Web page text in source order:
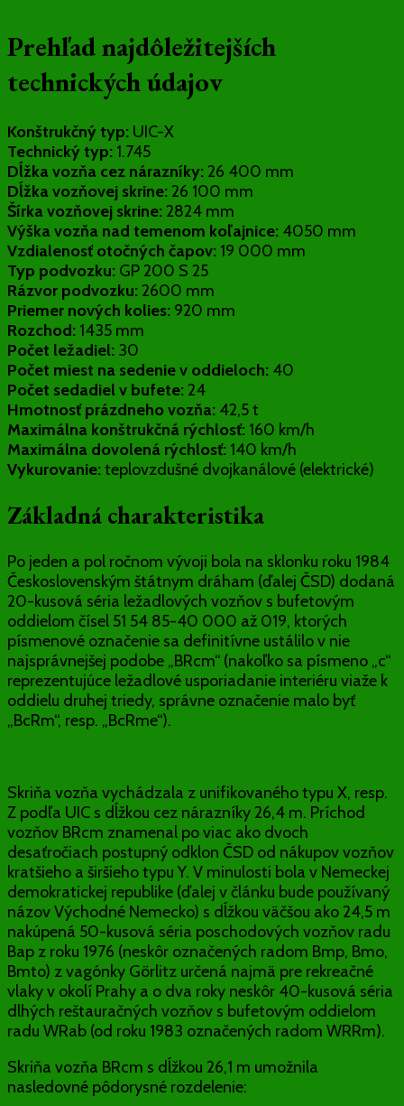
Prehľad najdôležitejších
technických údajov
Konštrukčný typ: UIC-X
Technický typ: 1.745
Dĺžka vozňa cez nárazníky:26 400 mm
Dĺžka vozňovej skrine:26 100 mm
Šírka vozňovej skrine:2824 mm
Výška vozňa nad temenom koľajnice: 4050 mm
Vzdialenosť otočných čapov: 19 000 mm
Typ podvozku: GP 200 S 25
Rázvor podvozku:2600 mm
Priemer nových kolies: 920 mm
Rozchod: 1435 mm
Počet ležadiel: 30
Počet miest na sedenie v oddieloch: 40
Počet sedadiel v bufete:24
Hmotnosť prázdneho vozňa: 42,5 t
Maximálna konštrukčná rýchlosť: 160 km/h
Maximálna dovolená rýchlosť: 140 km/h
Vykurovanie:teplovzdušné dvojkanálové (elektrické)
Základná charakteristika
Po jeden a pol ročnom vývoji bola na sklonku roku 1984
Československým štátnym dráham (ďalej ČSD) dodaná
20-kusová séria ležadlových vozňov s bufetovým
oddielom čísel 51 54 85-40 000 až 019, ktorých
písmenové označenie sa definitívne ustálilo v nie
najsprávnejšej podobe „BRcm“ (nakoľko sa písmeno „c“
reprezentujúce ležadlové usporiadanie interiéru viaže k
oddielu druhej triedy, správne označenie malo byť
„BcRm“, resp. „BcRme“).
Skriňa vozňa vychádzala z unifikovaného typu X, resp.
Z podľa UIC s dĺžkou cez nárazníky 26,4 m. Príchod
vozňov BRcm znamenal po viac ako dvoch
desaťročiach postupný odklon ČSD od nákupov vozňov
kratšieho a širšieho typu Y. V minulosti bola v Nemeckej
demokratickej republike (ďalej v článku bude používaný
názov Východné Nemecko) s dĺžkou väčšou ako 24,5 m
nakúpená 50-kusová séria poschodových vozňov radu
Bap z roku 1976 (neskôr označených radom Bmp, Bmo,
Bmto) z vagónky Görlitz určená najmä pre rekreačné
vlaky v okolí Prahy a o dva roky neskôr 40-kusová séria
dlhých reštauračných vozňov s bufetovým oddielom
radu WRab (od roku 1983 označených radom WRRm).
Skriňa vozňa BRcm s dĺžkou 26,1 m umožnila
nasledovné pôdorysné rozdelenie: